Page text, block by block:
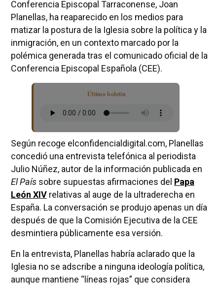
Conferencia Episcopal Tarraconense, Joan
Planellas, ha reaparecido en los medios para
matizar la postura de la Iglesia sobre la política y la
inmigración, en un contexto marcado por la
polémica generada tras el comunicado oficial de la
Conferencia Episcopal Española (CEE).
Último boletín
Según recoge elconfidencialdigital.com, Planellas
concedió una entrevista telefónica al periodista
Julio Núñez, autor de la información publicada en
El Paíssobre supuestas afirmaciones del Papa
León XIVrelativas al auge de la ultraderecha en
España. La conversación se produjo apenas un día
después de que la Comisión Ejecutiva de la CEE
desmintiera públicamente esa versión.
En la entrevista, Planellas habría aclarado que la
Iglesia no se adscribe a ninguna ideología política,
aunque mantiene “líneas rojas” que considera